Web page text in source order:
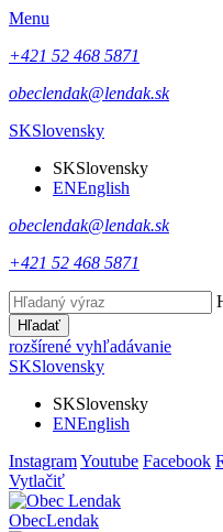
Menu
+421 52 468 5871
obeclendak@lendak.sk
SKSlovensky
SKSlovensky
ENEnglish
obeclendak@lendak.sk
+421 52 468 5871
Hľadať
rozšírené vyhľadávanie
SKSlovensky
SKSlovensky
ENEnglish
InstagramYoutube Facebook
Vytlačiť
ObecLendak